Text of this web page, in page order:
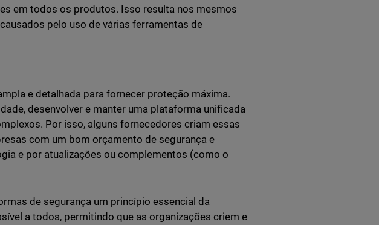
em todos os produtos. Isso resulta nos mesmos
pelo uso de várias ferramentas de
e detalhada para fornecer proteção máxima.
desenvolver e manter uma plataforma unificada
Por isso, alguns fornecedores criam essas
com um bom orçamento de segurança e
e por atualizações ou complementos (como o
de segurança um princípio essencial da
a todos, permitindo que as organizações criem e